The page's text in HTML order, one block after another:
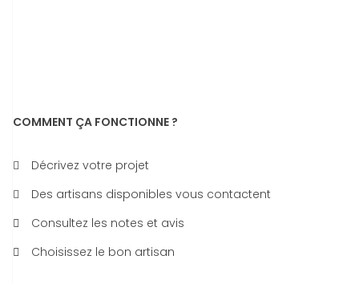
COMMENT ÇA FONCTIONNE ?
Décrivez votre projet
Des artisans disponibles vous contactent
Consultez les notes et avis
Choisissez le bon artisan